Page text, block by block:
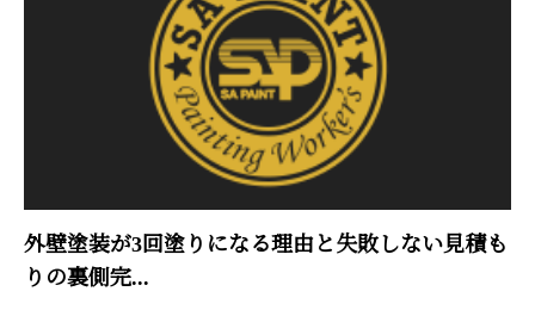
外壁塗装が3回塗りになる理由と失敗しない見積も
りの裏側完...